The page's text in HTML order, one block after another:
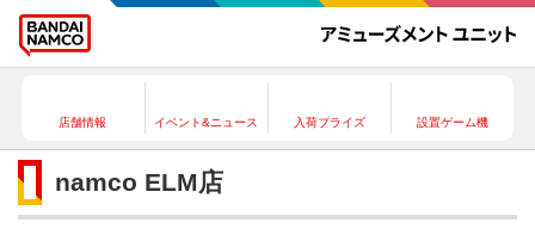
店舗情報 イベント&ニュース 入荷プライズ 設置ゲーム機
namco ELM店